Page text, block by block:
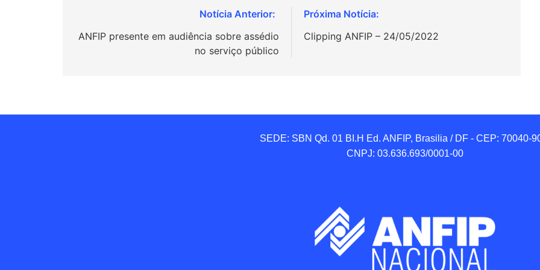
de
ANFIP presente em audiência sobre assédio
no serviço público
Clipping ANFIP – 24/05/2022
SEDE: SBN Qd. 01 BI.H Ed. ANFIP, Brasilia / DF - CEP: 70040-
CNPJ: 03.636.693/0001-00